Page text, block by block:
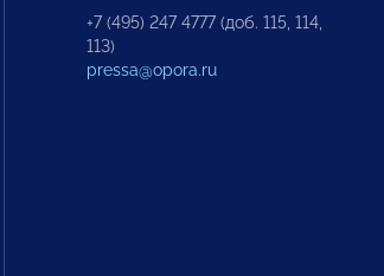
+7 (495) 247 4777 (доб. 115, 114,
113)
pressa@opora.ru